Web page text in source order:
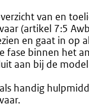
van en
(artikel 7:5
en gaat in op
fase binnen het
aan bij de
handig